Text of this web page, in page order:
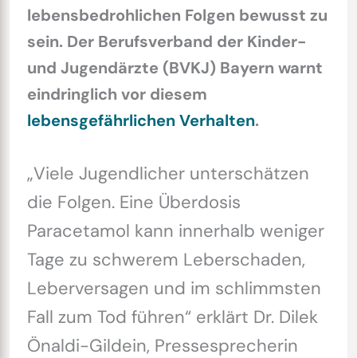
lebensbedrohlichen Folgen bewusst zu
sein. Der Berufsverband der Kinder-
und Jugendärzte (BVKJ) Bayern warnt
eindringlich vor diesem
lebensgefährlichen Verhalten.
„Viele Jugendlicher unterschätzen
die Folgen. Eine Überdosis
Paracetamol kann innerhalb weniger
Tage zu schwerem Leberschaden,
Leberversagen und im schlimmsten
Fall zum Tod führen“ erklärt Dr. Dilek
Önaldi-Gildein, Pressesprecherin